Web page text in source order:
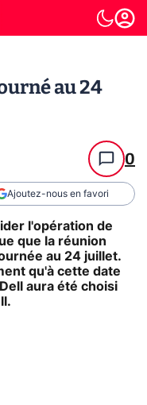
au 24
0
Ajoutez-nous en favori
l'opération de
que la réunion
au 24 juillet.
qu'à cette date
aura été choisi